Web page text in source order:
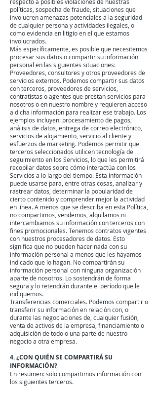
políticas, sospecha de fraude, situaciones que
involucren amenazas potenciales a la seguridad
de cualquier persona y actividades ilegales, o
como evidencia en litigio en el que estamos
involucrados.
Más específicamente, es posible que necesitemos
procesar sus datos o compartir su información
personal en las siguientes situaciones:
Proveedores, consultores y otros proveedores de
servicios externos. Podemos compartir sus datos
con terceros, proveedores de servicios,
contratistas o agentes que prestan servicios para
nosotros o en nuestro nombre y requieren acceso
a dicha información para realizar ese trabajo. Los
ejemplos incluyen: procesamiento de pagos,
análisis de datos, entrega de correo electrónico,
servicios de alojamiento, servicio al cliente y
esfuerzos de marketing. Podemos permitir que
terceros seleccionados utilicen tecnología de
seguimiento en los Servicios, lo que les permitirá
recopilar datos sobre cómo interactúa con los
Servicios a lo largo del tiempo. Esta información
puede usarse para, entre otras cosas, analizar y
rastrear datos, determinar la popularidad de
cierto contenido y comprender mejor la actividad
en línea. A menos que se describa en esta Política,
no compartimos, vendemos, alquilamos ni
intercambiamos su información con terceros con
fines promocionales. Tenemos contratos vigentes
con nuestros procesadores de datos. Esto
significa que no pueden hacer nada con su
información personal a menos que les hayamos
indicado que lo hagan. No compartirán su
información personal con ninguna organización
aparte de nosotros. Lo sostendrán de forma
segura y lo retendrán durante el período que le
indiquemos.
Transferencias comerciales. Podemos compartir o
transferir su información en relación con, o
durante las negociaciones de, cualquier fusión,
venta de activos de la empresa, financiamiento o
adquisición de todo o una parte de nuestro
negocio a otra empresa.
4. ¿CON QUIÉN SE COMPARTIRÁ SU
INFORMACIÓN?
En resumen: solo compartimos información con
los siguientes terceros.